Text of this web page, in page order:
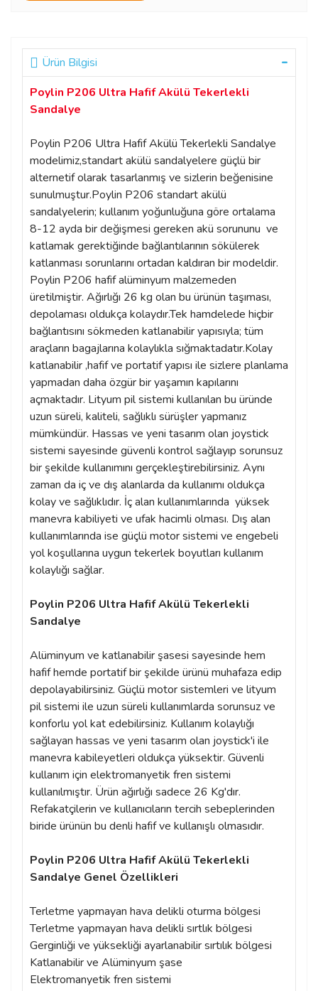
Ürün Bilgisi
Poylin P206 Ultra Hafif Akülü Tekerlekli
Sandalye
Poylin P206 Ultra Hafif Akülü Tekerlekli Sandalye
modelimiz,standart akülü sandalyelere güçlü bir
alternetif olarak tasarlanmış ve sizlerin beğenisine
sunulmuştur.Poylin P206 standart akülü
sandalyelerin; kullanım yoğunluğuna göre ortalama
8-12 ayda bir değişmesi gereken akü sorununu ve
katlamak gerektiğinde bağlantılarının sökülerek
katlanması sorunlarını ortadan kaldıran bir modeldir.
Poylin P206 hafif alüminyum malzemeden
üretilmiştir. Ağırlığı 26 kg olan bu ürünün taşıması,
depolaması oldukça kolaydır.Tek hamdelede hiçbir
bağlantısını sökmeden katlanabilir yapısıyla; tüm
araçların bagajlarına kolaylıkla sığmaktadatır.Kolay
katlanabilir ,hafif ve portatif yapısı ile sizlere planlama
yapmadan daha özgür bir yaşamın kapılarını
açmaktadır. Lityum pil sistemi kullanılan bu üründe
uzun süreli, kaliteli, sağlıklı sürüşler yapmanız
mümkündür. Hassas ve yeni tasarım olan joystick
sistemi sayesinde güvenli kontrol sağlayıp sorunsuz
bir şekilde kullanımını gerçekleştirebilirsiniz. Aynı
zaman da iç ve dış alanlarda da kullanımı oldukça
kolay ve sağlıklıdır. İç alan kullanımlarında yüksek
manevra kabiliyeti ve ufak hacimli olması. Dış alan
kullanımlarında ise güçlü motor sistemi ve engebeli
yol koşullarına uygun tekerlek boyutları kullanım
kolaylığı sağlar.
Poylin P206 Ultra Hafif Akülü Tekerlekli
Sandalye
Alüminyum ve katlanabilir şasesi sayesinde hem
hafif hemde portatif bir şekilde ürünü muhafaza edip
depolayabilirsiniz. Güçlü motor sistemleri ve lityum
pil sistemi ile uzun süreli kullanımlarda sorunsuz ve
konforlu yol kat edebilirsiniz. Kullanım kolaylığı
sağlayan hassas ve yeni tasarım olan joystick'i ile
manevra kabileyetleri oldukça yüksektir. Güvenli
kullanım için elektromanyetik fren sistemi
kullanılmıştır. Ürün ağırlığı sadece 26 Kg'dır.
Refakatçilerin ve kullanıcıların tercih sebeplerinden
biride ürünün bu denli hafif ve kullanışlı olmasıdır.
Poylin P206 Ultra Hafif Akülü Tekerlekli
Sandalye Genel Özellikleri
Terletme yapmayan hava delikli oturma bölgesi
Terletme yapmayan hava delikli sırtlık bölgesi
Gerginliği ve yüksekliği ayarlanabilir sırtılık bölgesi
Katlanabilir ve Alüminyum şase
Elektromanyetik fren sistemi